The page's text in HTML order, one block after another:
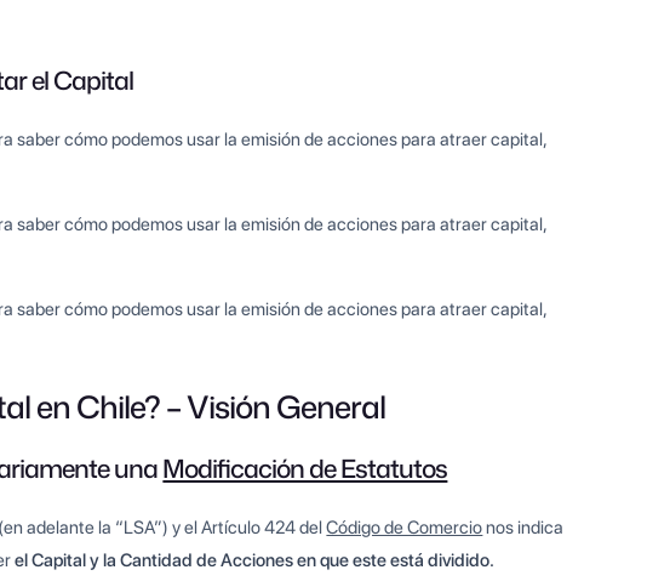
el Capital
saber cómo podemos usar la emisión de acciones para atraer capital,
saber cómo podemos usar la emisión de acciones para atraer capital,
saber cómo podemos usar la emisión de acciones para atraer capital,
en Chile? – Visión General
unaModificación de Estatutos
(en adelante la “LSA”) y el Artículo 424 delCódigo de Comercionos indica
el Capital y la Cantidad de Acciones en que este está dividido.